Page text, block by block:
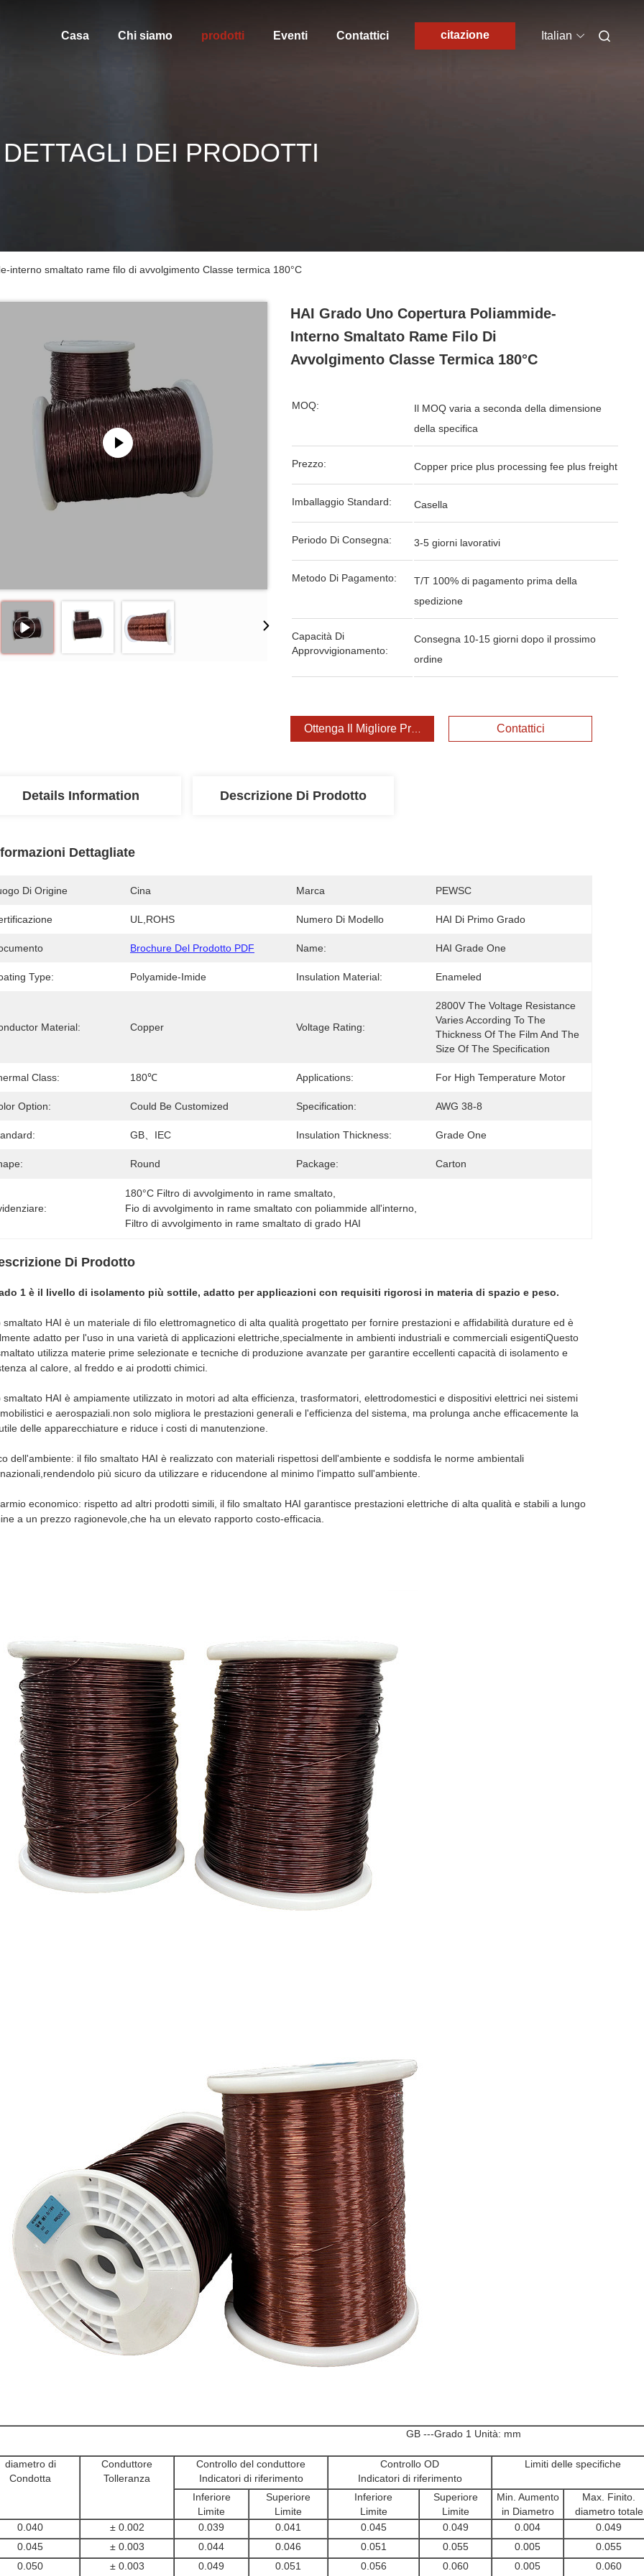
Casa Chi siamo prodotti Eventi Contattici citazione Italian
DETTAGLI DEI PRODOTTI
interno smaltato rame filo di avvolgimento Classe termica 180°C
HAI Grado Uno Copertura Poliammide-
Interno Smaltato Rame Filo Di
Avvolgimento Classe Termica 180°C
MOQ:
Il MOQ varia a seconda della dimensione
della specifica
Prezzo: Copper price plus processing fee plus freight
Imballaggio Standard: Casella
Periodo Di Consegna: 3-5 giorni lavorativi
Metodo Di Pagamento:
T/T 100% di pagamento prima della
spedizione
Capacità Di
Approvvigionamento:
Consegna 10-15 giorni dopo il prossimo
ordine
Ottenga Il Migliore Prezzo Contattici
Details Information Descrizione Di Prodotto
Dettagliate
Di Origine Cina Marca PEWSC
UL,ROHS Numero Di Modello HAI Di Primo Grado
Brochure Del Prodotto PDF Name: HAI Grade One
Type: Polyamide-Imide Insulation Material: Enameled
Material: Copper Voltage Rating:
2800V The Voltage Resistance
Varies According To The
Thickness Of The Film And The
Size Of The Specification
Class: 180℃ Applications: For High Temperature Motor
Option: Could Be Customized Specification: AWG 38-8
GB、IEC Insulation Thickness: Grade One
Round Package: Carton
180°C Filtro di avvolgimento in rame smaltato
Fio di avvolgimento in rame smaltato con poliammide all'interno
Filtro di avvolgimento in rame smaltato di grado HAI
Di Prodotto
1 è il livello di isolamento più sottile, adatto per applicazioni con requisiti rigorosi in materia di spazio e peso.
smaltato HAI è un materiale di filo elettromagnetico di alta qualità progettato per fornire prestazioni e affidabilità durature ed è
adatto per l'uso in una varietà di applicazioni elettriche,specialmente in ambienti industriali e commerciali esigentiQuesto
utilizza materie prime selezionate e tecniche di produzione avanzate per garantire eccellenti capacità di isolamento e
al calore, al freddo e ai prodotti chimici.
smaltato HAI è ampiamente utilizzato in motori ad alta efficienza, trasformatori, elettrodomestici e dispositivi elettrici nei sistemi
e aerospaziali.non solo migliora le prestazioni generali e l'efficienza del sistema, ma prolunga anche efficacemente la
delle apparecchiature e riduce i costi di manutenzione.
dell'ambiente: il filo smaltato HAI è realizzato con materiali rispettosi dell'ambiente e soddisfa le norme ambientali
più sicuro da utilizzare e riducendone al minimo l'impatto sull'ambiente.
economico: rispetto ad altri prodotti simili, il filo smaltato HAI garantisce prestazioni elettriche di alta qualità e stabili a lungo
a un prezzo ragionevole,che ha un elevato rapporto costo-efficacia.
GB ---Grado 1 Unità: mm
diametro di
Condotta
Conduttore
Tolleranza
Controllo del conduttore
Indicatori di riferimento
Controllo OD
Indicatori di riferimento
Limiti delle specifiche
Inferiore
Limite
Superiore
Limite
Inferiore
Limite
Superiore
Limite
Min. Aumento
in Diametro
Max. Finito.
diametro totale
0.040
± 0.002 0.039 0.041 0.045 0.049 0.004
0.049
0.045
± 0.003 0.044 0.046 0.051 0.055 0.005
0.055
0.050
± 0.003 0.049 0.051 0.056 0.060 0.005 0.060